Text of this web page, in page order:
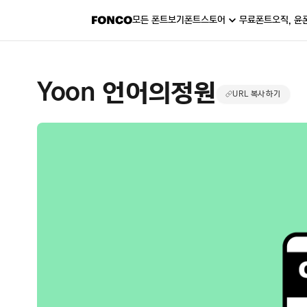
모든 폰트보기폰트스토어 무료폰트오직, 윤
Yoon 언어의정원 URL 복사하기